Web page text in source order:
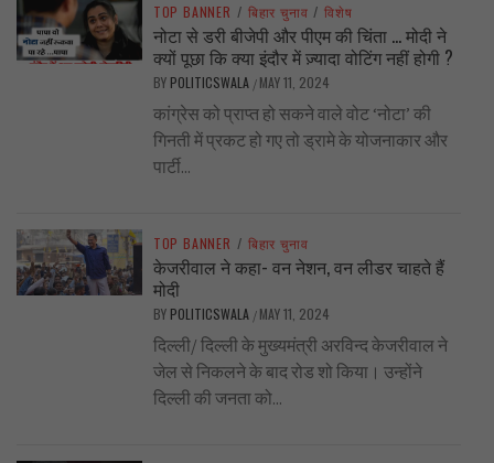
TOP BANNER / बिहार चुनाव / विशेष
नोटा से डरी बीजेपी और पीएम की चिंता … मोदी ने
क्यों पूछा कि क्या इंदौर में ज़्यादा वोटिंग नहीं होगी ?
BY POLITICSWALA / MAY 11, 2024
कांग्रेस को प्राप्त हो सकने वाले वोट ‘नोटा’ की
गिनती में प्रकट हो गए तो ड्रामे के योजनाकार और
पार्टी...
TOP BANNER / बिहार चुनाव
केजरीवाल ने कहा- वन नेशन, वन लीडर चाहते हैं
मोदी
BY POLITICSWALA / MAY 11, 2024
दिल्ली/ दिल्ली के मुख्यमंत्री अरविन्द केजरीवाल ने
जेल से निकलने के बाद रोड शो किया। उन्होंने
दिल्ली की जनता को...